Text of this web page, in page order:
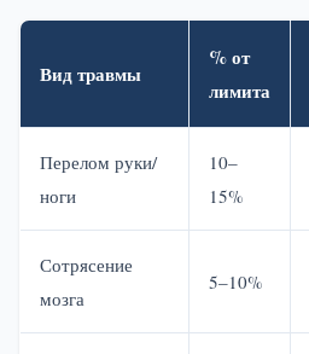
Вид травмы
% от
лимита
Перелом руки/
ноги
10–
15%
Сотрясение
мозга
5–10%